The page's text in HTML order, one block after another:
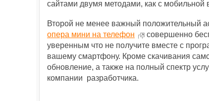
сайтами двумя методами, как с
Второй не менее важный положительный
опера мини на телефон
совершенно
уверенным что не получите вместе с
вашему смартфону. Кроме скачивания
обновление, а также на полный спектр
компании разработчика.